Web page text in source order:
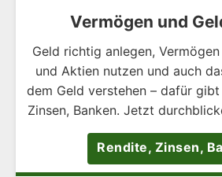
Vermögen und
Geld richtig anlegen,
und Aktien nutzen und auch
dem Geld verstehen – dafür gibt
Zinsen, Banken. Jetzt
Rendite, Zinsen,